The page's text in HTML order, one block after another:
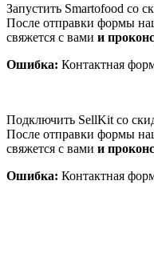
Запустить Smartofood со
После отправки формы
свяжется с вами и
Ошибка: Контактная
Подключить SellKit со
После отправки формы
свяжется с вами и
Ошибка: Контактная